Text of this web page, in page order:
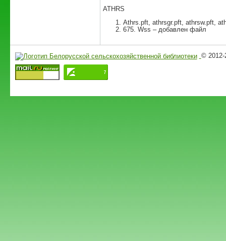
ATHRS
Athrs.pft, athrsgr.pft, athrsw.pft,
675. Wss – добавлен файл
© 2012-